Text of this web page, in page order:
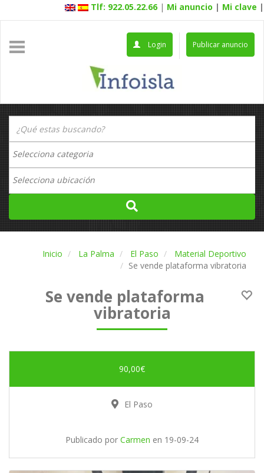
Tlf: 922.05.22.66 | Mi anuncio | Mi clave |
Publicar anuncio
Login
Inicio La Palma El Paso
Material Deportivo
Se vende plataforma vibratoria
Se vende plataforma
vibratoria
90,00€
El Paso
Publicado por Carmen en 19-09-24